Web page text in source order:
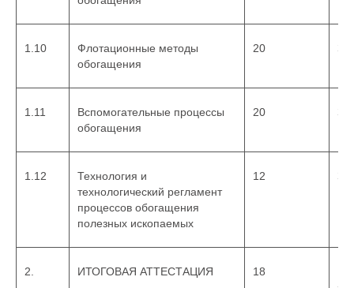
Программа
студентами базовых
изысканий для
строительства,
территории, состава,
1.10
Флотационные методы
обогащения
20
1.11
Вспомогательные процессы
обогащения
20
1.12
Технология и
технологический регламент
процессов обогащения
полезных ископаемых
12
2. ИТОГОВАЯ АТТЕСТАЦИЯ 18